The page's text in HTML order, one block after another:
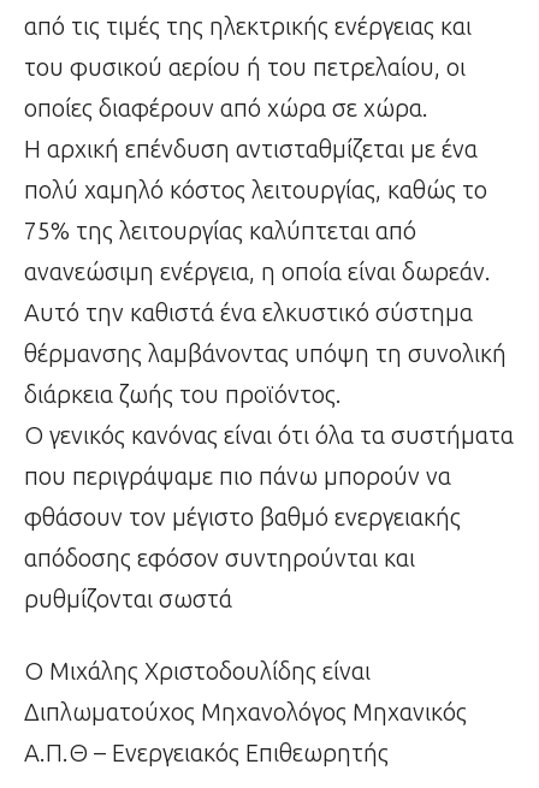
από τις τιμές της ηλεκτρικής ενέργειας και
του φυσικού αερίου ή του πετρελαίου, οι
οποίες διαφέρουν από χώρα σε χώρα.
Η αρχική επένδυση αντισταθμίζεται με ένα
πολύ χαμηλό κόστος λειτουργίας, καθώς το
75% της λειτουργίας καλύπτεται από
ανανεώσιμη ενέργεια, η οποία είναι δωρεάν.
Αυτό την καθιστά ένα ελκυστικό σύστημα
θέρμανσης λαμβάνοντας υπόψη τη συνολική
διάρκεια ζωής του προϊόντος.
Ο γενικός κανόνας είναι ότι όλα τα συστήματα
που περιγράψαμε πιο πάνω μπορούν να
φθάσουν τον μέγιστο βαθμό ενεργειακής
απόδοσης εφόσον συντηρούνται και
ρυθμίζονται σωστά
Ο Μιχάλης Χριστοδουλίδης είναι
Διπλωματούχος Μηχανολόγος Μηχανικός
Α.Π.Θ – Ενεργειακός Επιθεωρητής